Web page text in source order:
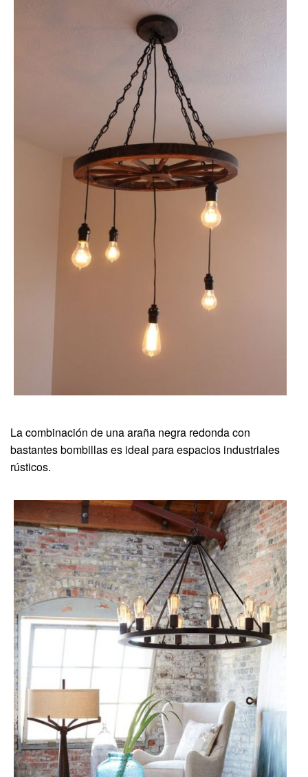
La combinación de una araña negra redonda con
bastantes bombillas es ideal para espacios industriales
rústicos.